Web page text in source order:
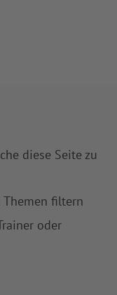
diese Seite zu
filtern
oder